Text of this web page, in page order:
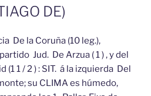
DE)
De la Coruña (10 leg.),
Jud. De Arzua ( 1 ) , y del
1 / 2 ) : SIT. á la izquierda Del
su CLIMA es húmedo,